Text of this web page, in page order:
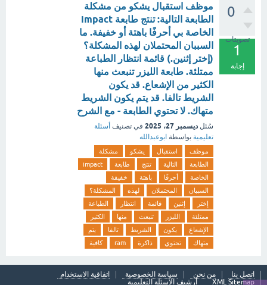
0
تصويتات
1
إجابة
موظف استقبال يشكو من مشكلة
الطابعة التالية: تنتج طابعة impact
الخاصة بي أحرفًا باهتة أو خفيفة. ما
السببان المحتملان لهذه المشكلة؟
(إختر إثنين.) قائمة انتظار الطباعة
ممتلئة. طابعة الليزر تنبعث منها
الكثير من الإشعاع. قد يكون
الشريط تالفا. قد يتم يكون الشريط
متهاك. لا تحتوي الطابعة - مع الشرح
سُئل ديسمبر 27، 2025 في تصنيف أسئلة
تعليمية بواسطة ابوعبدالله
موظف استقبال يشكو
مشكلة
الطابعة
التالية تنتج طابعة
impact
الخاصة
أحرفًا باهتة
خفيفة
السببان
المحتملان لهذه
المشكلة؟
إختر
إثنين قائمة انتظار
الطباعة
ممتلئة
الليزر تنبعث منها
الكثير
الإشعاع
يكون الشريط تالفا
يتم
متهاك
تحتوي ذاكرة ram كافية
اتصل بنا من نحن سياسة الخصوصية
اتفاقية الاستخدام
XML Sitemap
أرشيف الأسئلة التعليمية